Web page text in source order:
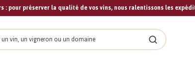
: pour préserver la qualité de vos vins, nous ralentissons les
Rechercher